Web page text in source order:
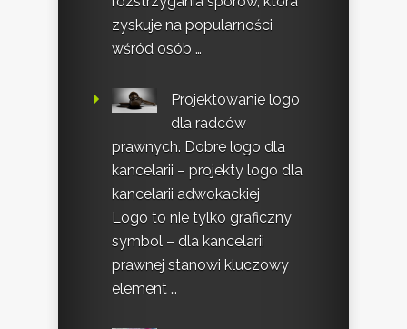
zyskuje na popularności
wśród osób …
Projektowanie logo
dla radców
prawnych. Dobre logo dla
kancelarii – projekty logo dla
kancelarii adwokackiej
Logo to nie tylko graficzny
symbol – dla kancelarii
prawnej stanowi kluczowy
element …